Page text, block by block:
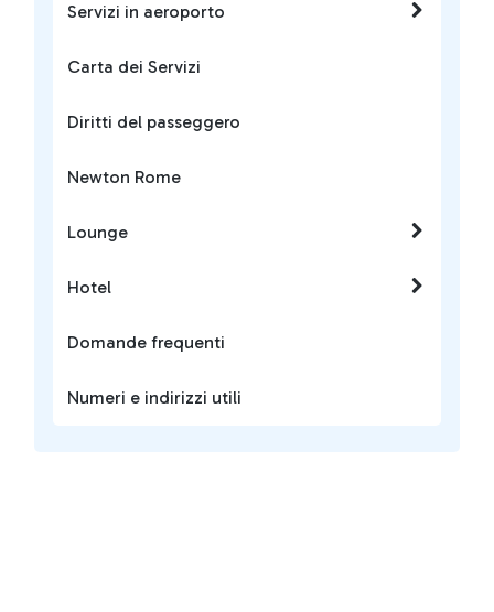
Servizi in aeroporto
Carta dei Servizi
Diritti del passeggero
Newton Rome
Lounge
Hotel
Domande frequenti
Numeri e indirizzi utili